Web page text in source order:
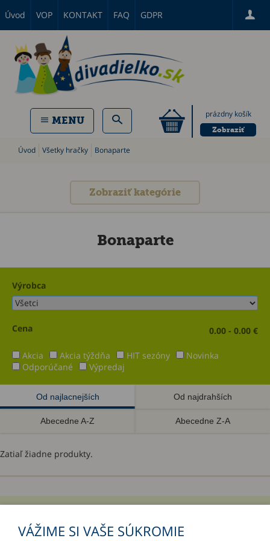
Úvod VOP KONTAKT FAQ GDPR
prázdny košík
Zobraziť
MENU
Úvod Všetky hračky Bonaparte
Zobraziť kategórie
Bonaparte
Výrobca
Cena 0.00 - 0.00 €
Akcia Akcia týždňa HIT sezóny
Novinka
Odporúčané
Výpredaj
Od najlacnejších Od najdrahších
Abecedne A-Z Abecedne Z-A
Zatiaľ žiadne produkty.
VÁŽIME SI VAŠE SÚKROMIE